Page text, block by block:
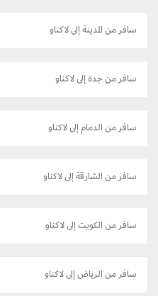
سافر من المدينة إلى لاكناو
سافر من جدة إلى لاكناو
سافر من الدمام إلى لاكناو
سافر من الشارقة إلى لاكناو
سافر من الكويت إلى لاكناو
سافر من الرياض إلى لاكناو